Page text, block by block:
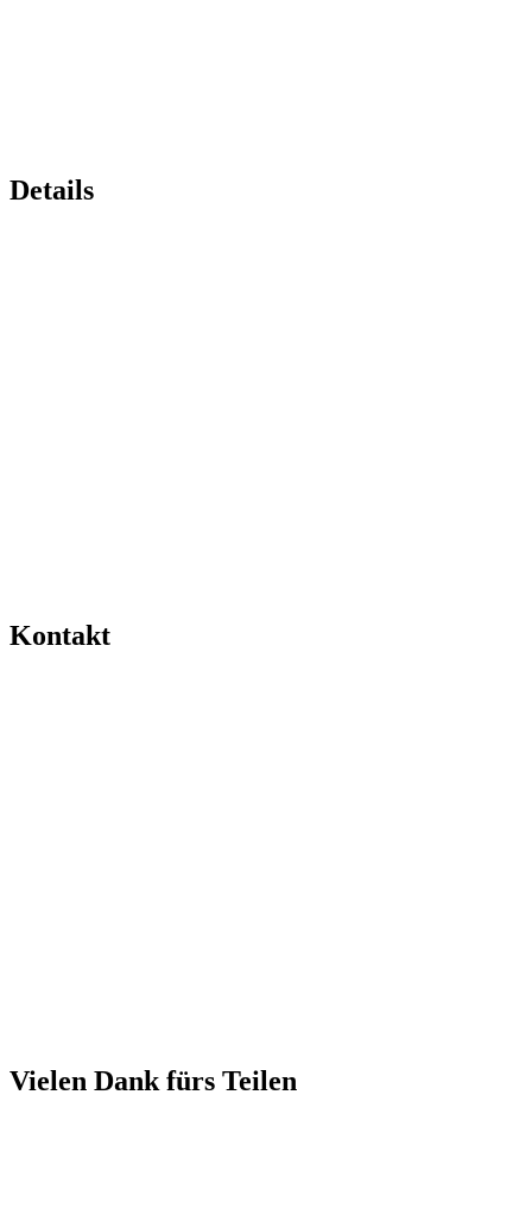
Details
Kontakt
Vielen Dank fürs Teilen